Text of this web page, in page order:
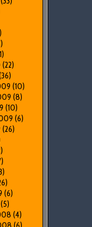
(22)
(10)
(8)
(10)
(6)
(26)
(6)
(5)
(4)